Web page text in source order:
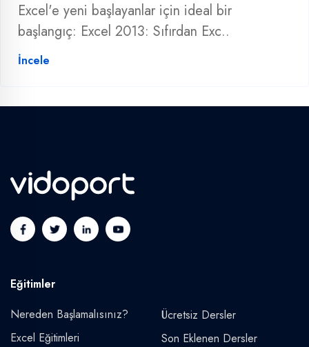
Excel'e yeni başlayanlar için ideal bir
başlangıç: Excel 2013: Sıfırdan Exc..
İncele
Eğitimler
Nereden Başlamalısınız?
Excel Eğitimleri
Ücretsiz Dersler
Son Eklenen Dersler